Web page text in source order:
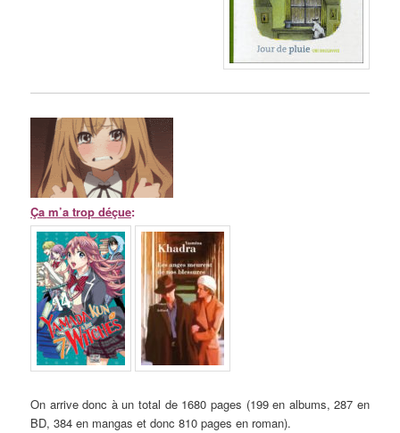
Ça m’a trop déçue:
On arrive donc à un total de 1680 pages (199 en albums, 287 en
BD, 384 en mangas et donc 810 pages en roman).